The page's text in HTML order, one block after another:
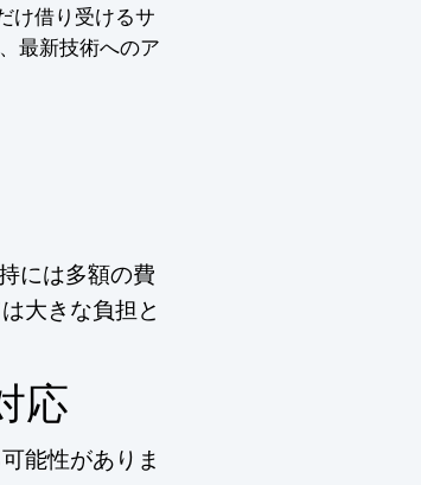
け借り受けるサ
最新技術へのア
には多額の費
大きな負担と
応
能性がありま